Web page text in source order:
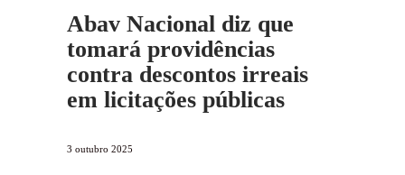
Abav Nacional diz que
tomará providências
contra descontos irreais
em licitações públicas
3 outubro 2025